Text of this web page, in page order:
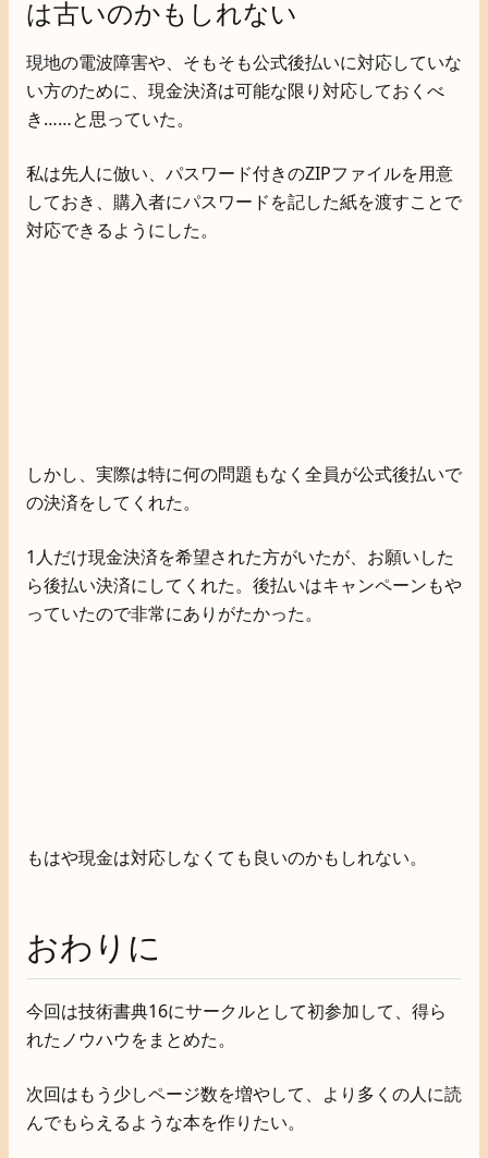
は古いのかもしれない
現地の電波障害や、そもそも公式後払いに対応していな
い方のために、現金決済は可能な限り対応しておくべ
き……と思っていた。
私は先人に倣い、パスワード付きのZIPファイルを用意
しておき、購入者にパスワードを記した紙を渡すことで
対応できるようにした。
しかし、実際は特に何の問題もなく全員が公式後払いで
の決済をしてくれた。
1人だけ現金決済を希望された方がいたが、お願いした
ら後払い決済にしてくれた。後払いはキャンペーンもや
っていたので非常にありがたかった。
もはや現金は対応しなくても良いのかもしれない。
おわりに
今回は技術書典16にサークルとして初参加して、得ら
れたノウハウをまとめた。
次回はもう少しページ数を増やして、より多くの人に読
んでもらえるような本を作りたい。